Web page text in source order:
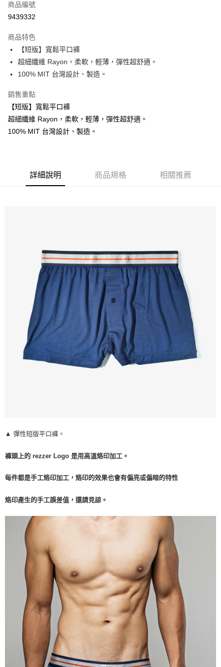
超商取貨付款
ATM付款
運送方式
取貨核對 ▶ ▶證件姓名
每筆NT$60，滿NT$1,500(含以上)免運費
商品編號
9439332
商品特色
【短版】寬鬆平口褲
超細纖維 Rayon，柔軟，輕薄，彈性超舒適。
100% MIT 台灣設計、製造。
銷售重點
【短版】寬鬆平口褲
超細纖維 Rayon，柔軟，輕薄，彈性超舒適。
100% MIT 台灣設計、製造。
詳細說明 商品規格 相關推薦
▲ 彈性短版平口褲。
褲頭上的 rezzer Logo 是用高溫烙印加工。
每件都是手工烙印加工，烙印的效果也會有偏亮或偏暗的特性
烙印產生的手工誤差值， 還請見諒。